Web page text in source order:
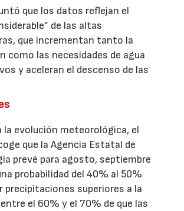
que los datos reflejan el
de las altas
que incrementan tanto la
como las necesidades de agua
y aceleran el descenso de las
la evolución meteorológica, el
que la Agencia Estatal de
prevé para agosto, septiembre
probabilidad del 40% al 50%
precipitaciones superiores a la
el 60% y el 70% de que las